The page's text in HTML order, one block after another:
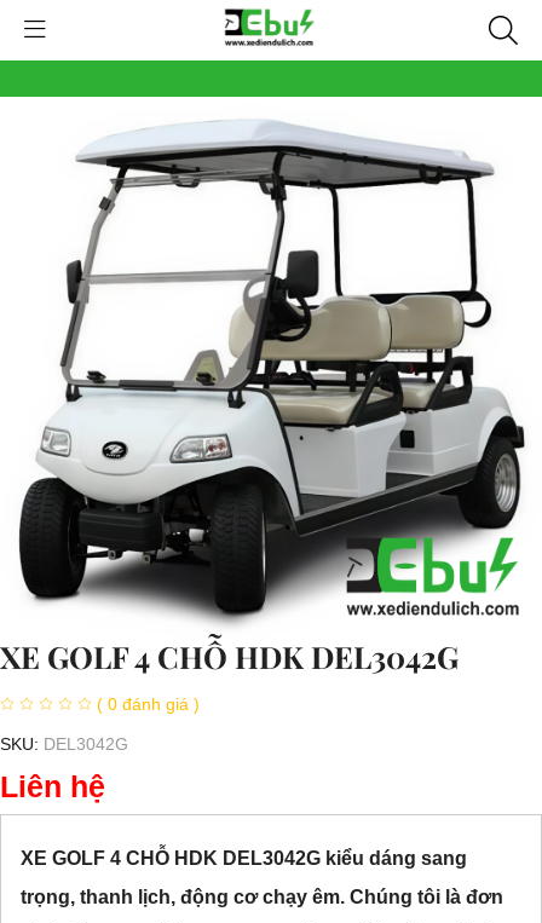
XE GOLF 4 CHỖ HDK DEL3042G
( 0 đánh giá )
SKU: DEL3042G
Liên hệ
XE GOLF 4 CHỖ HDK DEL3042G kiểu dáng sang
trọng, thanh lịch, động cơ chạy êm. Chúng tôi là đơn